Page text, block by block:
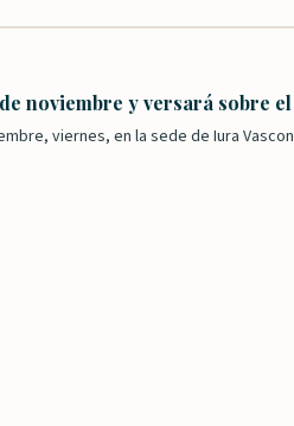
noviembre y versará sobre
viernes, en la sede de Iura